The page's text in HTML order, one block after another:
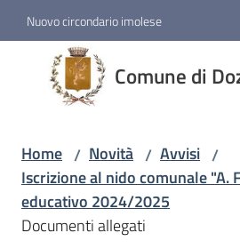
Vai al contenuto
Vai alla navigazione
Vai al footer
Nuovo circondario imolese
Comune di
Comune
di
Dozza
Amministrazione
Home / Novità / Avvisi /
Iscrizione al nido comunale "A.
educativo 2024/2025
Documenti allegati